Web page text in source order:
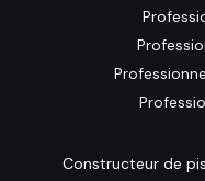
Constructeur de